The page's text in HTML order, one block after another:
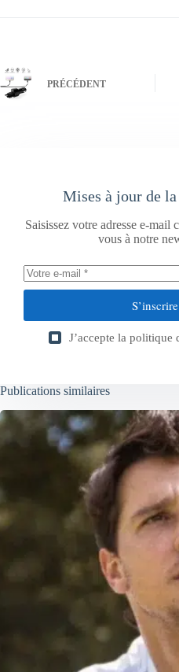
PRÉCÉDENT
Mises à jour de
Saisissez votre adresse e-mail
vous à notre
S’inscrire
J’accepte la politique
Publications similaires